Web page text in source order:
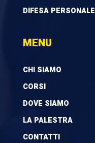
DIFESA PERSONALE
MENU
CHI SIAMO
CORSI
DOVE SIAMO
LA PALESTRA
CONTATTI